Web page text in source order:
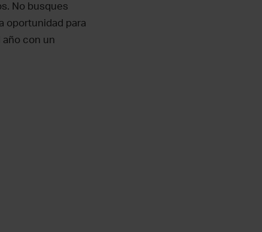
No busques
oportunidad para
con un